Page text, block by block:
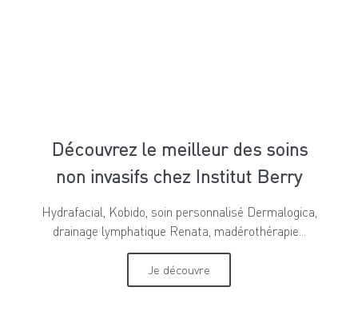
Découvrez le meilleur des soins
non invasifs chez Institut Berry
Hydrafacial, Kobido, soin personnalisé Dermalogica,
drainage lymphatique Renata, madérothérapie...
Je découvre